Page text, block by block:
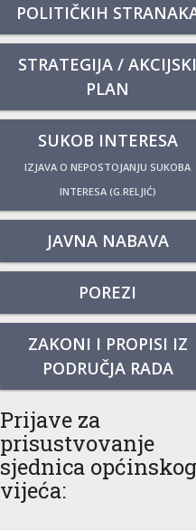
POLITIČKIH
STRATEGIJA / AKCIJSKI
PLAN
SUKOB INTERESA
IZJAVA O NEPOSTOJANJU SUKOBA
INTERESA (G.RELJIĆ)
JAVNA NABAVA
POREZI
ZAKONI I PROPISI IZ
PODRUČJA RADA
Prijave za
prisustvovanje
sjednica općinskog
vijeća: